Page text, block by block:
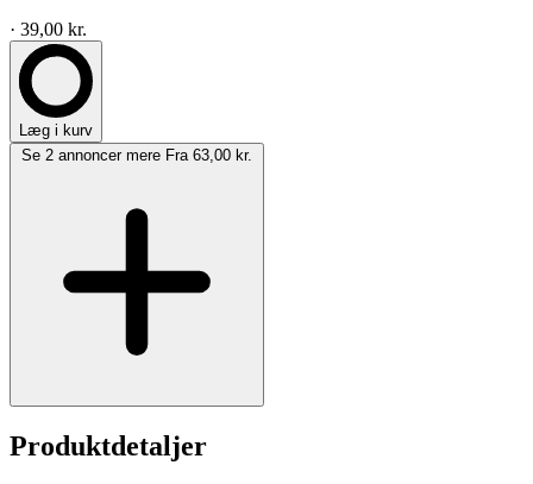
· 39,00 kr.
Læg i kurv
Se 2 annoncer mere Fra 63,00 kr.
Produktdetaljer